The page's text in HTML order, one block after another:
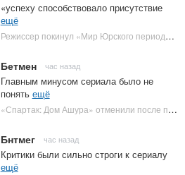
«успеху способствовало присутствие
ещё
Режиссер покинул «Мир Юрского периода 5» | Plugged In Ru
Бетмен час назад
Главным минусом сериала было не
понять ещё
«Спартак: Дом Ашура» отменили после первого сезона | Plugged In Ru
Бнтмег час назад
Критики были сильно строги к сериалу
ещё